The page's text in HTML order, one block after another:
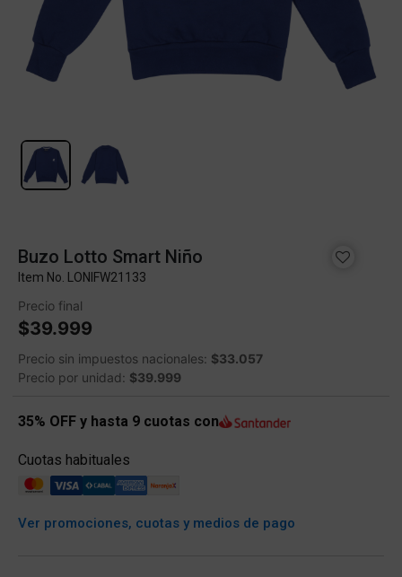
Buzo Lotto Smart Niño
Item No. LONIFW21133
Precio final
$39.999
Precio sin impuestos nacionales: $33.057
Precio por unidad: $39.999
35% OFF y hasta 9 cuotas con
Cuotas habituales
Ver promociones, cuotas y medios de pago